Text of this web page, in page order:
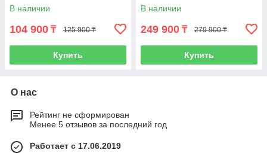
В наличии
104 900 ₸ 125 900 ₸
Купить
В наличии
249 900 ₸ 279 900 ₸
Купить
О нас
Рейтинг не сформирован
Менее 5 отзывов за последний год
Работает с 17.06.2019